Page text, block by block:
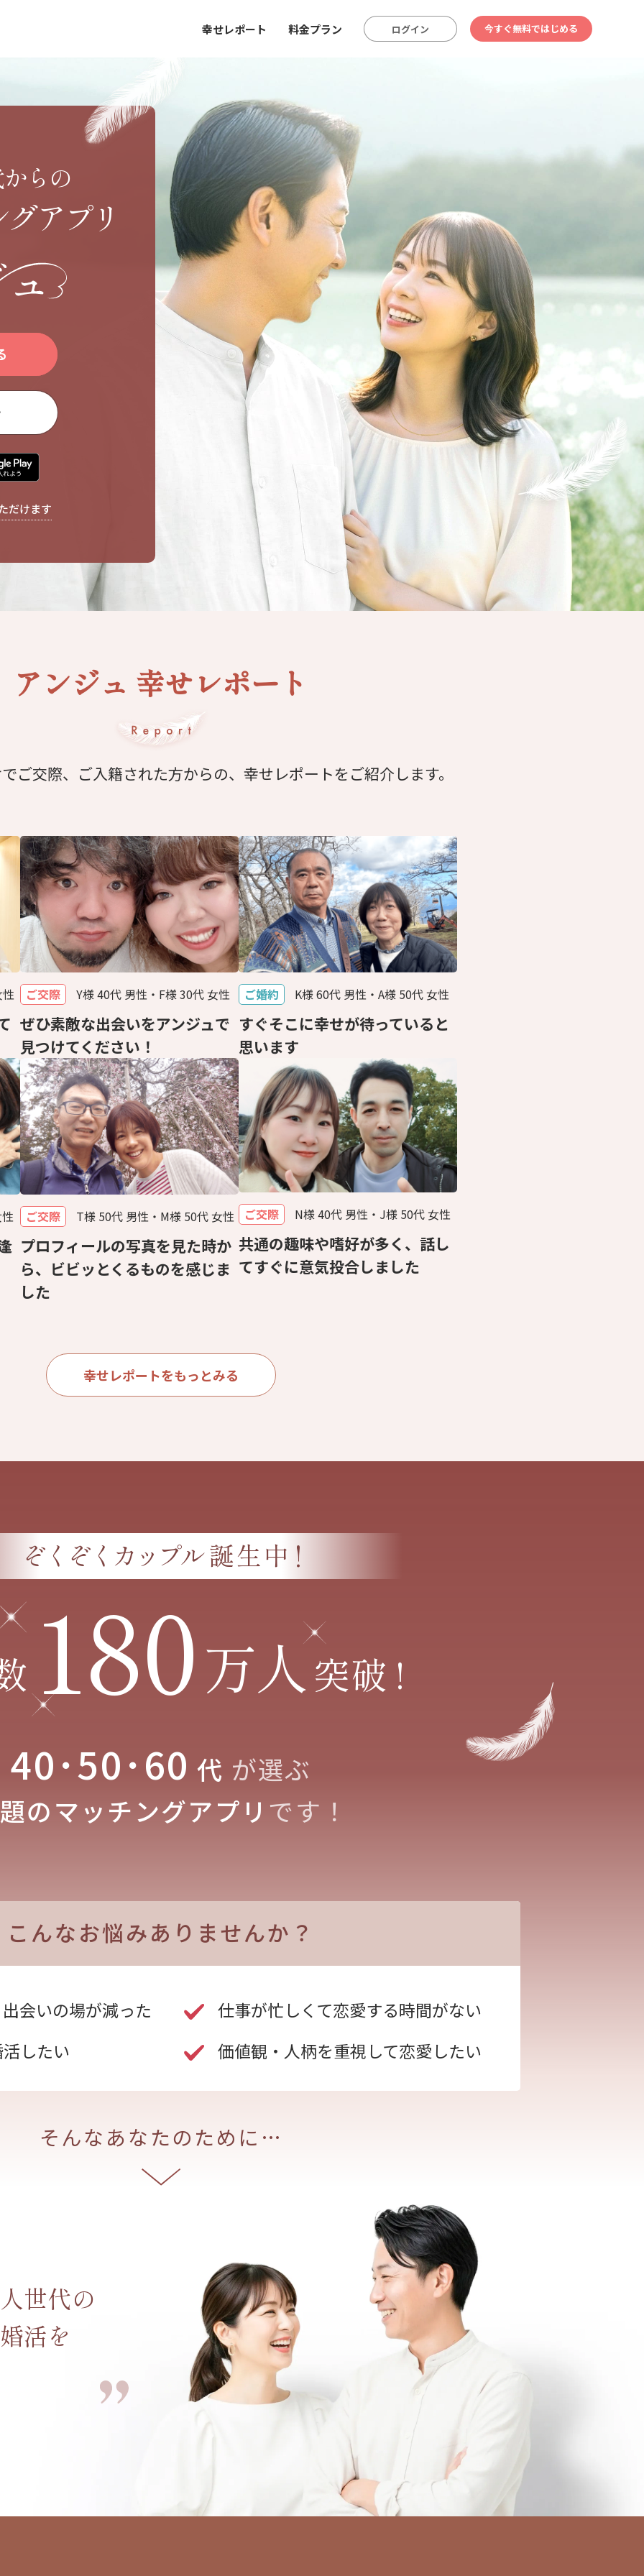
幸せレポート 料金プラン ログイン 今すぐ無料ではじめる
らの
アプリ
だけます
アンジュ 幸せレポート
ご交際、ご入籍された方からの、幸せレポートをご紹介します。
ご交際 Y様 40代 男性・F様 30代 女性
ぜひ素敵な出会いをアンジュで
見つけてください！
ご婚約 K様 60代 男性・A様 50代 女性
すぐそこに幸せが待っていると
思います
ご交際 T様 50代 男性・M様 50代 女性
プロフィールの写真を見た時か
ら、ビビッとくるものを感じま
した
ご交際 N様 40代 男性・J様 50代 女性
共通の趣味や嗜好が多く、話し
てすぐに意気投合しました
幸せレポートをもっとみる
ぞくぞくカップル誕生中 !
180万人突破 !
40･50･60 代 が選ぶ
のマッチングアプリ です！
こんなお悩みありませんか？
会いの場が減った
したい
仕事が忙しくて恋愛する時間がない
価値観・人柄を重視して恋愛したい
そんなあなたのために…
世代の
活を